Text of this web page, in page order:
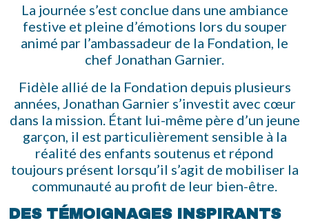
La journée s’est conclue dans une ambiance
festive et pleine d’émotions lors du souper
animé par l’ambassadeur de la Fondation, le
chef Jonathan Garnier.
Fidèle allié de la Fondation depuis plusieurs
années, Jonathan Garnier s’investit avec cœur
dans la mission. Étant lui-même père d’un jeune
garçon, il est particulièrement sensible à la
réalité des enfants soutenus et répond
toujours présent lorsqu’il s’agit de mobiliser la
communauté au profit de leur bien-être.
DES TÉMOIGNAGES INSPIRANTS